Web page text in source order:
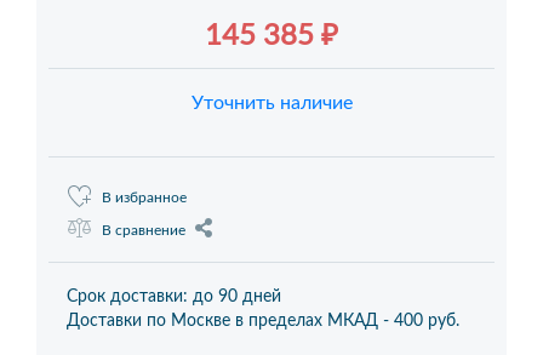
145 385 ₽
Уточнить наличие
В избранное
В сравнение
Срок доставки: до 90 дней
Доставки по Москве в пределах МКАД - 400 руб.